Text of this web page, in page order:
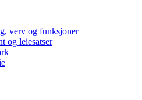
verv og funksjoner
og leiesatser